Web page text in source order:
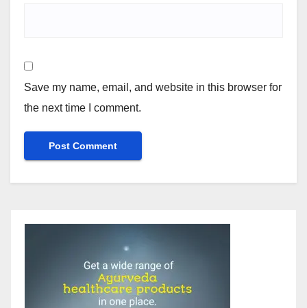
Save my name, email, and website in this browser for
the next time I comment.